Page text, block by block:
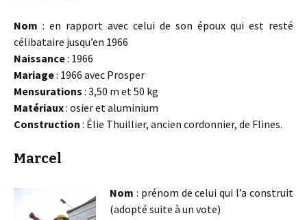
Nom : en rapport avec celui de son époux qui est resté
célibataire jusqu’en 1966
Naissance: 1966
Mariage: 1966 avec Prosper
Mensurations : 3,50 m et 50 kg
Matériaux: osier et aluminium
Construction : Élie Thuillier, ancien cordonnier, de Flines.
Marcel
Nom : prénom de celui qui l’a construit
(adopté suite à un vote)